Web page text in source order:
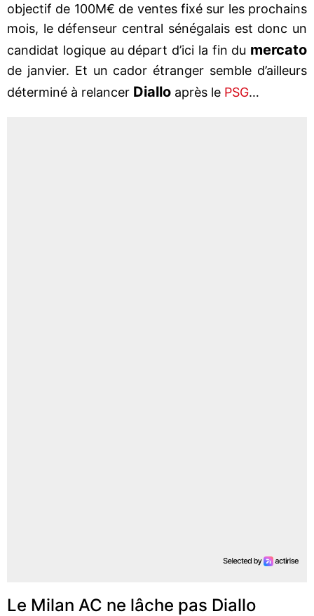
objectif de 100M€ de ventes fixé sur les prochains
mois, le défenseur central sénégalais est donc un
candidat logique au départ d’ici la fin du mercato
de janvier. Et un cador étranger semble d’ailleurs
déterminé à relancer Diallo après le PSG…
Le Milan AC ne lâche pas Diallo